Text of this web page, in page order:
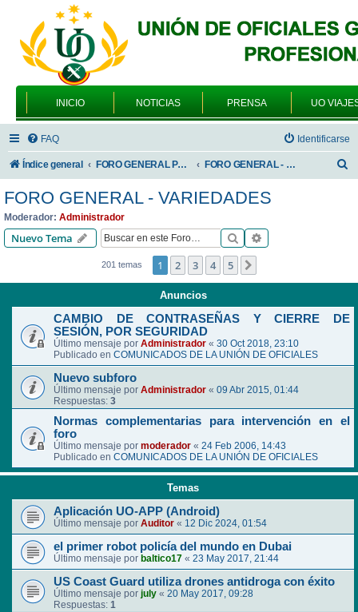
INICIO NOTICIAS PRENSA UO
FAQ Identificarse
Índice general FORO GENERAL PARA TODOS LOS USUARIOS FORO GENERAL - VARIEDADES
FORO GENERAL - VARIEDADES
Moderador: Administrador
Nuevo Tema Buscar
201 temas 1 2 3 4 5
Anuncios
CAMBIO DE CONTRASEÑAS Y CIERRE DE
SESIÓN, POR SEGURIDAD
Último mensaje por Administrador « 30 Oct 2018, 23:10
Publicado en COMUNICADOS DE LA UNIÓN DE OFICIALES
Nuevo subforo
Último mensaje por Administrador « 09 Abr 2015, 01:44
Respuestas: 3
Normas complementarias para intervención en el
foro
Último mensaje por moderador « 24 Feb 2006, 14:43
Publicado en COMUNICADOS DE LA UNIÓN DE OFICIALES
Temas
Aplicación UO-APP (Android)
Último mensaje por Auditor « 12 Dic 2024, 01:54
el primer robot policía del mundo en Dubai
Último mensaje por baltico17 « 23 May 2017, 21:44
US Coast Guard utiliza drones antidroga con éxito
Último mensaje por july « 20 May 2017, 09:28
Respuestas: 1